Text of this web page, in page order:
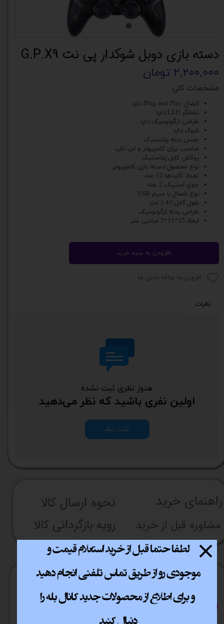
دسته بازی دوبل شوکدار پی نت G.P.X9
۲,۲۰۰,۰۰۰ تومان
مشخصات کلی
اتصال Plug and Play:دارد
نشانگر LED:دارد
طراحی ارگونومیک:دارد
شوک:دارد
جنس بدنه:پلاستیک
مناسب برای:کامپیوتر و لپ تاپ
روکش کابل:پلاستیک
نوع محصول:دسته بازی کامپیوتر
تعداد کلیدها:12 عدد
جوی استیک:2 عدد
نوع اتصال:با سیم USB
طول کابل:1.43 متر
طراحی بدنه:ارگونومیک
ابعاد:15*11*5 سانتی متر
افزودن به سبد خرید
افزودن به علاقه مندی ها
نظرات
هنوز نظری ثبت نشده
اولین نفری باشید که نظر می‌دهید
ثبت نظر
راهنما​​​​​​​​​​​​​​ی خرید نحوه ارسال کالا
مشاوره قبل از خرید رویه بازگردانی کالا
پشتیبانی انلاین ارسال سریع